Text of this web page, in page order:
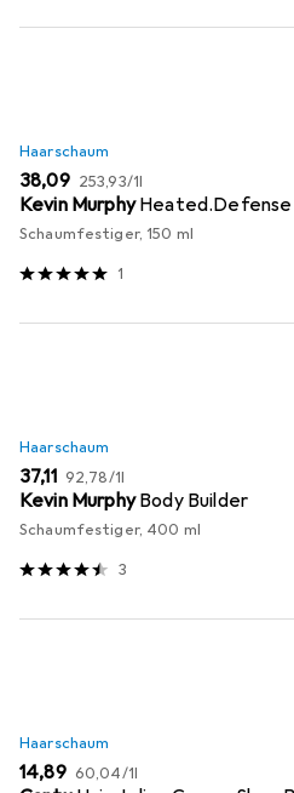
Haarschaum
EUR
38,09 EUR
253,93/1l
Kevin Murphy Heated.Defense
Schaumfestiger, 150 ml
1
Haarschaum
EUR
37,11 EUR
92,78/1l
Kevin Murphy Body Builder
Schaumfestiger, 400 ml
3
Haarschaum
EUR
14,89 EUR
60,04/1l